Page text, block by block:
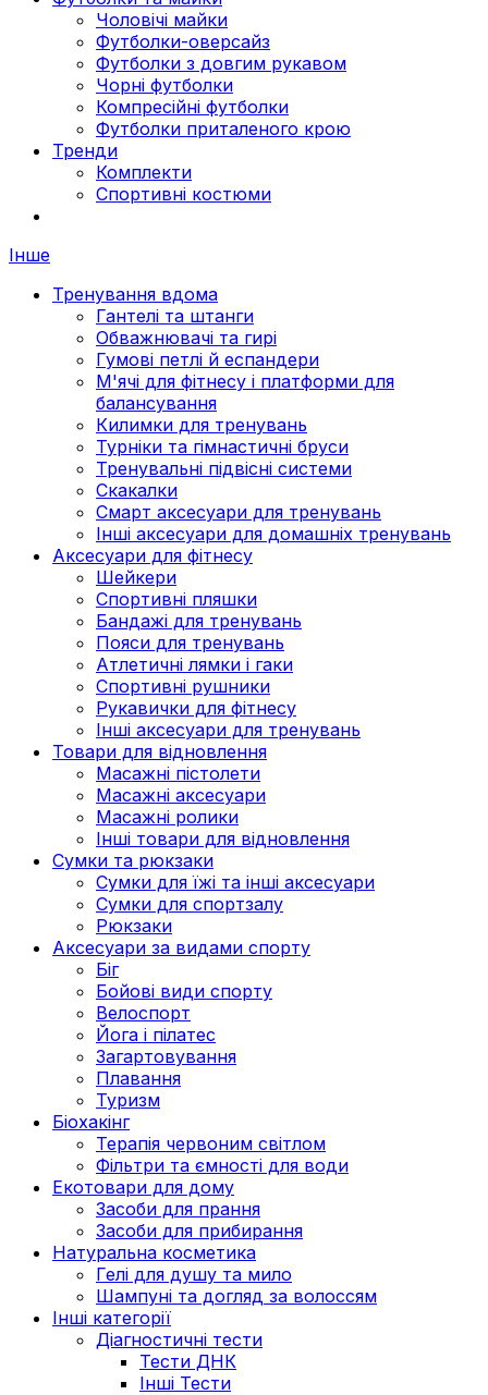
Чоловічі майки
Футболки-оверсайз
Футболки з довгим рукавом
Чорні футболки
Компресійні футболки
Футболки приталеного крою
Тренди
Комплекти
Спортивні костюми
Інше
Тренування вдома
Гантелі та штанги
Обважнювачі та гирі
Гумові петлі й еспандери
М'ячі для фітнесу і платформи для
балансування
Килимки для тренувань
Турніки та гімнастичні бруси
Тренувальні підвісні системи
Скакалки
Смарт аксесуари для тренувань
Інші аксесуари для домашніх тренувань
Аксесуари для фітнесу
Шейкери
Спортивні пляшки
Бандажі для тренувань
Пояси для тренувань
Атлетичні лямки і гаки
Спортивні рушники
Рукавички для фітнесу
Інші аксесуари для тренувань
Товари для відновлення
Масажні пістолети
Масажні аксесуари
Масажні ролики
Інші товари для відновлення
Сумки та рюкзаки
Сумки для їжі та інші аксесуари
Сумки для спортзалу
Рюкзаки
Аксесуари за видами спорту
Біг
Бойові види спорту
Велоспорт
Йога і пілатес
Загартовування
Плавання
Туризм
Біохакінг
Терапія червоним світлом
Фільтри та ємності для води
Екотовари для дому
Засоби для прання
Засоби для прибирання
Натуральна косметика
Гелі для душу та мило
Шампуні та догляд за волоссям
Інші категорії
Діагностичні тести
Тести ДНК
Інші Тести